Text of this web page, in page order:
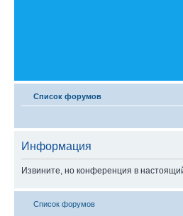
Список форумов
Информация
Извините, но конференция в
Список форумов